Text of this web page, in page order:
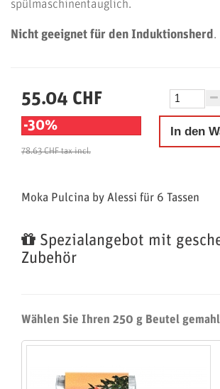
spülmaschinentauglich.
Nicht geeignet für den Induktionsherd .
55.04 CHF
-30%
78.63 CHFtax incl.
In den
Moka Pulcina by Alessi für 6 Tassen
Spezialangebot mit
Zubehör
Wählen Sie Ihren 250 g Beutel